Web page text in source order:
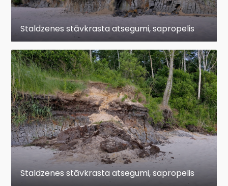
Staldzenes stāvkrasta atsegumi, sapropelis
Staldzenes stāvkrasta atsegumi, sapropelis